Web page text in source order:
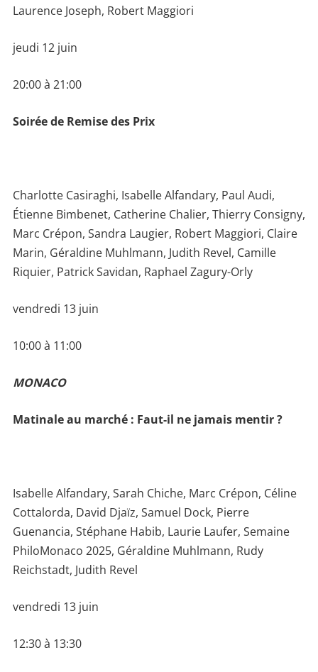
Laurence Joseph, Robert Maggiori
jeudi 12 juin
20:00 à 21:00
Soirée de Remise des Prix
Charlotte Casiraghi, Isabelle Alfandary, Paul Audi,
Étienne Bimbenet, Catherine Chalier, Thierry Consigny,
Marc Crépon, Sandra Laugier, Robert Maggiori, Claire
Marin, Géraldine Muhlmann, Judith Revel, Camille
Riquier, Patrick Savidan, Raphael Zagury-Orly
vendredi 13 juin
10:00 à 11:00
MONACO
Matinale au marché : Faut-il ne jamais mentir ?
Isabelle Alfandary, Sarah Chiche, Marc Crépon, Céline
Cottalorda, David Djaïz, Samuel Dock, Pierre
Guenancia, Stéphane Habib, Laurie Laufer, Semaine
PhiloMonaco 2025, Géraldine Muhlmann, Rudy
Reichstadt, Judith Revel
vendredi 13 juin
12:30 à 13:30